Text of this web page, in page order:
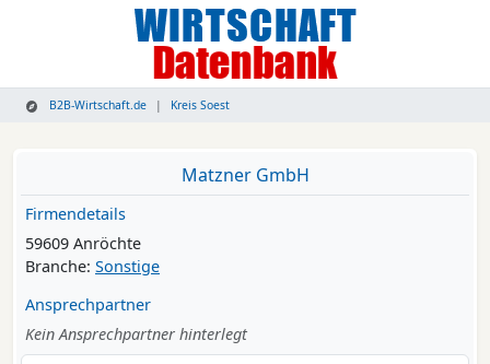
B2B-Wirtschaft.de Kreis Soest
Matzner GmbH
Firmendetails
59609 Anröchte
Branche: Sonstige
Ansprechpartner
Kein Ansprechpartner hinterlegt